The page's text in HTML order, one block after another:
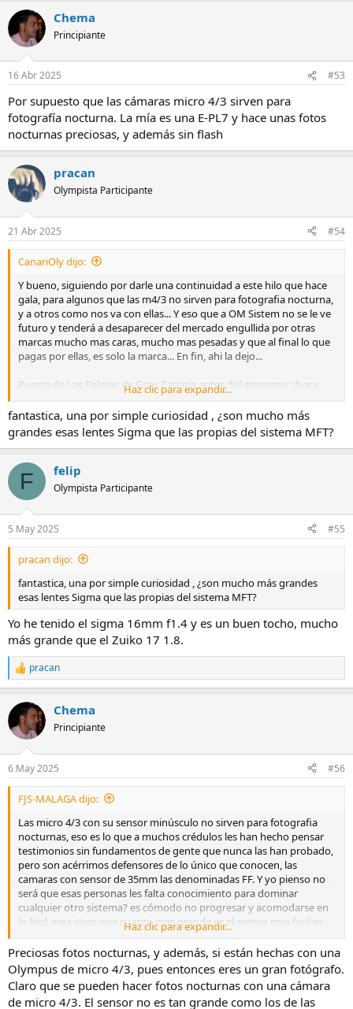
c
c
i
e
:
Chema
Principiante
16 Abr 2025 #53
Por supuesto que las cámaras micro 4/3 sirven para
fotografía nocturna. La mía es una E-PL7 y hace unas fotos
nocturnas preciosas, y además sin flash
pracan
Olympista Participante
21 Abr 2025 #54
CanariOly dijo:
Y bueno, siguiendo por darle una continuidad a este hilo que hace
gala, para algunos que las m4/3 no sirven para fotografia nocturna,
y a otros como nos va con ellas... Y eso que a OM Sistem no se le ve
futuro y tenderá a desaparecer del mercado engullida por otras
marcas mucho mas caras, mucho mas pesadas y que al final lo que
pagas por ellas, es solo la marca... En fin, ahi la dejo...
Puerto de Las Palmas de Gran Canaria antes del amanecer (hora
E-M5MarkIII + Sigma 16mm ƒ1.4 DC DN Contemporary
ƒ/2,8 - 1/2s - 16 mm - ISO64 (Sin tratamiento de ruido)
Ver el archivos adjunto 10428
Haz clic para expandir...
fantastica, una por simple curiosidad , ¿son mucho más
grandes esas lentes Sigma que las propias del sistema MFT?
F felip
Olympista Participante
5 May 2025 #55
pracan dijo:
fantastica, una por simple curiosidad , ¿son mucho más grandes
esas lentes Sigma que las propias del sistema MFT?
Yo he tenido el sigma 16mm f1.4 y es un buen tocho, mucho
más grande que el Zuiko 17 1.8.
R
e
c
c
i
e
s
pracan
Chema
Principiante
6 May 2025 #56
FJS-MALAGA dijo:
Las micro 4/3 con su sensor minúsculo no sirven para fotografia
nocturnas, eso es lo que a muchos crédulos les han hecho pensar
testimonios sin fundamentos de gente que nunca las han probado,
pero son acérrimos defensores de lo único que conocen, las
camaras con sensor de 35mm las denominadas FF. Y yo pienso no
será que esas personas les falta conocimiento para dominar
cualquier otro sistema? es cómodo no progresar y acomodarse en
lo fácil, esta claro que cuanto mas grande es el sensor mas facil es
lograr una buena imagen en nocturnas pero ahí esta el reto, en
lograr imagenes muy buenas o decentes con un sensor que es una
cuarta parte del de una FF. Ahí se ve la habilidad y conocimiento del
fotógrafo que es capaz de emular el trabajo de una FF con el
hándicap de disponer de un sensor mas pequeño. He aquí una
Haz clic para expandir...
Preciosas fotos nocturnas, y además, si están hechas con una
Olympus de micro 4/3, pues entonces eres un gran fotógrafo.
Claro que se pueden hacer fotos nocturnas con una cámara
de micro 4/3. El sensor no es tan grande como los de las